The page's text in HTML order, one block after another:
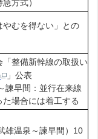
方式）
むを得ない」との
整備新幹線の取扱い
」公表
早間：並行在来線
場合には着工する
温泉～諫早間）10